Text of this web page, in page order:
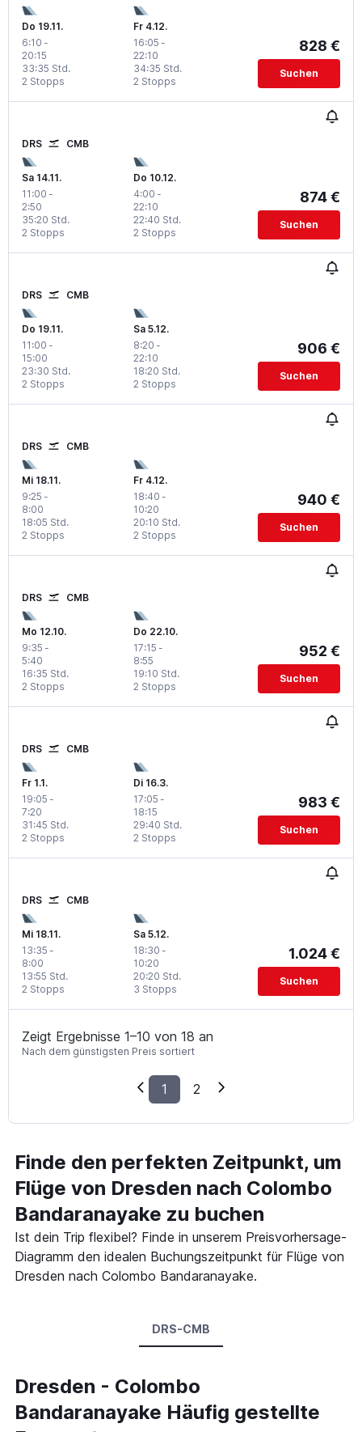
Do 19.11.
6:10 -
20:15
2 Stopps
33:35 Std.
Fr 4.12.
16:05 -
22:10
2 Stopps
34:35 Std.
828 €
Suchen
DRS CMB
Sa 14.11.
11:00 -
2:50
2 Stopps
35:20 Std.
Do 10.12.
4:00 -
22:10
2 Stopps
22:40 Std.
874 €
Suchen
DRS CMB
Do 19.11.
11:00 -
15:00
2 Stopps
23:30 Std.
Sa 5.12.
8:20 -
22:10
2 Stopps
18:20 Std.
906 €
Suchen
DRS CMB
Mi 18.11.
9:25 -
8:00
2 Stopps
18:05 Std.
Fr 4.12.
18:40 -
10:20
2 Stopps
20:10 Std.
940 €
Suchen
DRS CMB
Mo 12.10.
9:35 -
5:40
2 Stopps
16:35 Std.
Do 22.10.
17:15 -
8:55
2 Stopps
19:10 Std.
952 €
Suchen
DRS CMB
Fr 1.1.
19:05 -
7:20
2 Stopps
31:45 Std.
Di 16.3.
17:05 -
18:15
2 Stopps
29:40 Std.
983 €
Suchen
DRS CMB
Mi 18.11.
13:35 -
8:00
2 Stopps
13:55 Std.
Sa 5.12.
18:30 -
10:20
3 Stopps
20:20 Std.
1.024 €
Suchen
Zeigt Ergebnisse 1–10 von 18 an
Nach dem günstigsten Preis sortiert
1 2
Finde den perfekten Zeitpunkt, um
Flüge von Dresden nach Colombo
Bandaranayake zu buchen
Ist dein Trip flexibel? Finde in unserem Preisvorhersage-
Diagramm den idealen Buchungszeitpunkt für Flüge von
Dresden nach Colombo Bandaranayake.
DRS-CMB
Dresden - Colombo
Bandaranayake Häufig gestellte